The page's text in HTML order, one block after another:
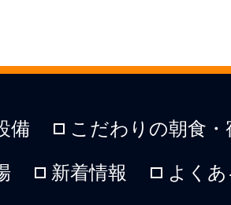
備 こだわりの朝食
新着情報 よく